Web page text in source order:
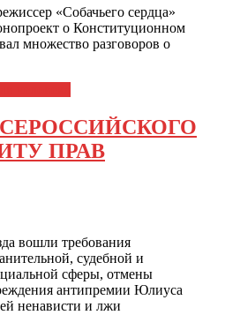
«Собачьего сердца»
о Конституционном
множество разговоров о
ПРАВ
вошли требования
судебной и
сферы, отмены
антипремии Юлиуса
ненависти и лжи